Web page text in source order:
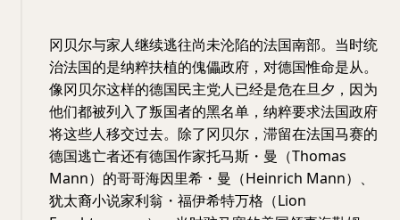
冈贝尔与家人继续逃往尚未沦陷的法国南部。当时统
治法国的是纳粹扶植的傀儡政府，对德国惟命是从。
像冈贝尔这样的德国民主党人已经是危在旦夕，因为
他们都被列入了叛国者的黑名单，纳粹要求法国政府
将这些人移交过去。除了冈贝尔，滞留在法国马赛的
德国逃亡者还有德国作家托马斯・曼（Thomas
Mann）的哥哥海因里希・曼（Heinrich Mann）、
犹太裔小说家利翁・福伊希特万格（Lion